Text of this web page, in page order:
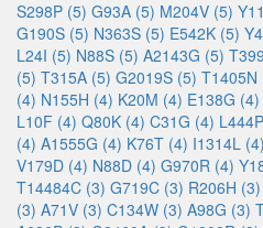
S298P (5) G93A (5) M204V (5)
G190S (5) N363S (5) E542K (5)
L24I (5) N88S (5) A2143G (5)
(5) T315A (5) G2019S (5) T1405N
(4) N155H (4) K20M (4) E138G (4)
L10F (4) Q80K (4) C31G (4)
(4) A1555G (4) K76T (4) I1314L (4)
V179D (4) N88D (4) G970R (4)
T14484C (3) G719C (3) R206H (3)
(3) A71V (3) C134W (3) A98G (3)